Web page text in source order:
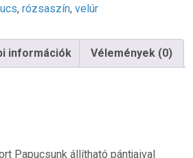
,rózsaszín,velúr
információk Vélemények (0)
Papucsunk állítható pántjaival